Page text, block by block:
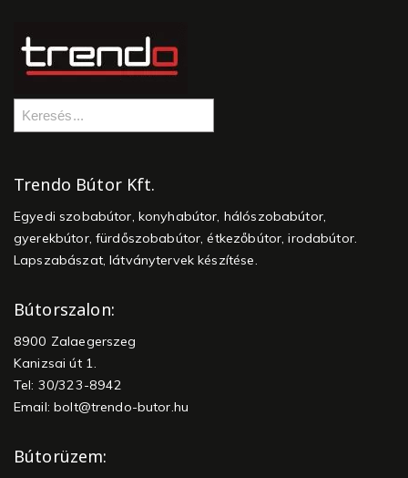
Trendo Bútor Kft.
Egyedi szobabútor, konyhabútor, hálószobabútor,
gyerekbútor, fürdőszobabútor, étkezőbútor, irodabútor.
Lapszabászat, látványtervek készítése.
Bútorszalon:
8900 Zalaegerszeg
Kanizsai út 1.
Tel: 30/323-8942
Email:bolt@trendo-butor.hu
Bútorüzem: